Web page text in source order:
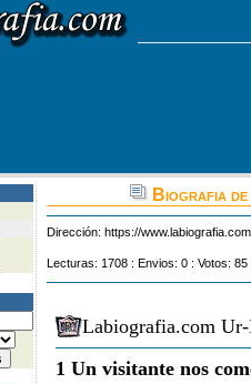
Biografia
Dirección: https://
Lecturas: 1708 : Envios: 0 : Votos:
Labiografia.com
1 Un visitante nos